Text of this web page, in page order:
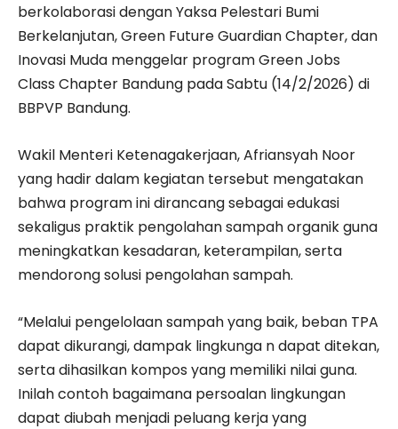
berkolaborasi dengan Yaksa Pelestari Bumi
Berkelanjutan, Green Future Guardian Chapter, dan
Inovasi Muda menggelar program Green Jobs
Class Chapter Bandung pada Sabtu (14/2/2026) di
BBPVP Bandung.
Wakil Menteri Ketenagakerjaan, Afriansyah Noor
yang hadir dalam kegiatan tersebut mengatakan
bahwa program ini dirancang sebagai edukasi
sekaligus praktik pengolahan sampah organik guna
meningkatkan kesadaran, keterampilan, serta
mendorong solusi pengolahan sampah.
“Melalui pengelolaan sampah yang baik, beban TPA
dapat dikurangi, dampak lingkunga n dapat ditekan,
serta dihasilkan kompos yang memiliki nilai guna.
Inilah contoh bagaimana persoalan lingkungan
dapat diubah menjadi peluang kerja yang